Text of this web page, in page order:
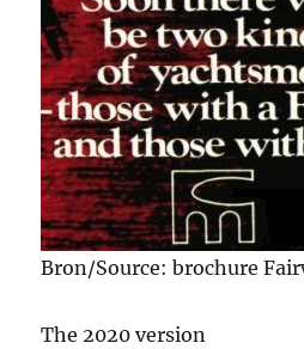
Bron/Source: brochure
The 2020 version